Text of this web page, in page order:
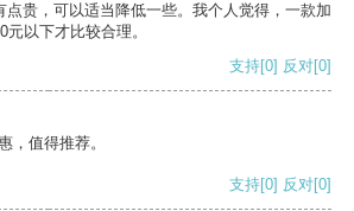
点贵，可以适当降低一些。我个人觉得，一款加
以下才比较合理。
支持[0] 反对[0]
，值得推荐。
支持[0] 反对[0]